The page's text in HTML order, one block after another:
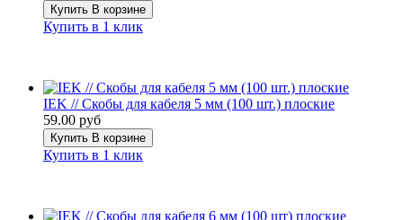
Купить В корзине
Купить в 1 клик
IEK // Скобы для кабеля 5 мм (100 шт.) плоские
59.00 руб
Купить В корзине
Купить в 1 клик